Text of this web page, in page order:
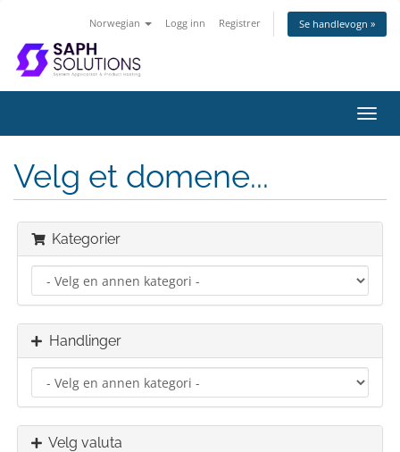
Norwegian Logg inn Registrer Se handlevogn »
Bytt
Velg et domene...
Kategorier
Handlinger
Velg valuta